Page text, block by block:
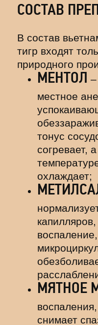
СОСТАВ
В состав
тигр входят
природного
МЕНТОЛ
местное
тонус
согревает,
охлаждает;
МЯТНОЕ
снимает